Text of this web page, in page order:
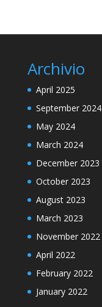
Archivio
April 2025
September 2024
May 2024
March 2024
December 2023
October 2023
August 2023
March 2023
November 2022
April 2022
February 2022
January 2022